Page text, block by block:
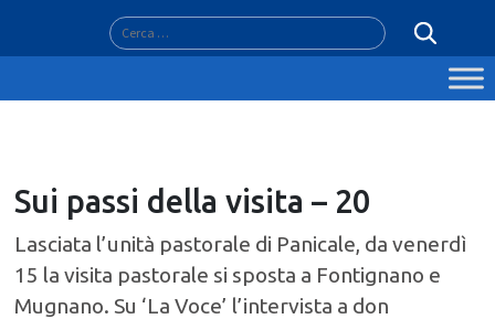
Ricerca
per:
Sui passi della visita – 20
Lasciata l’unità pastorale di Panicale, da venerdì
15 la visita pastorale si sposta a Fontignano e
Mugnano. Su ‘La Voce’ l’intervista a don